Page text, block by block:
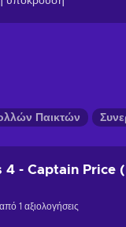
Παικτών
- Captain Price
1 αξιολογήσεις